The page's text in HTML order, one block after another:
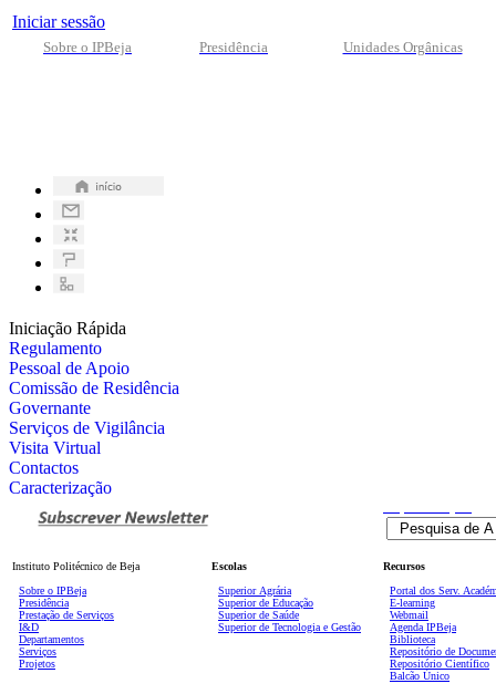
Iniciar sessão
Sobre o IPBeja Presidência Unidades Orgânicas
Iniciação Rápida
Regulamento
Pessoal de Apoio
Comissão de Residência
Governante
Serviços de Vigilância
Visita Virtual
Contactos
Caracterização
Instituto Politécnico de Beja
Sobre o IPBeja
Presidência
Prestação de Serviços
I&D
Departamentos
Serviços
Projetos
Escolas
Superior Agrária
Superior de Educação
Superior de Saúde
Superior de Tecnologia e Gestão
Recursos
Portal dos Serv.
E-learning
Webmail
Agenda IPBeja
Biblioteca
Repositório de
Repositório Científico
Balcão Único